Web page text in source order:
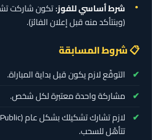
شرط أساسي للفوز:تكون شاركت
(وبنتأكد منه قبل إعلان الفائز).
📋 شروط المسابقة
التوقّع لازم يكون قبل بداية المباراة.
مشاركة واحدة معتبرة لكل شخص.
تتأهّل للسحب.